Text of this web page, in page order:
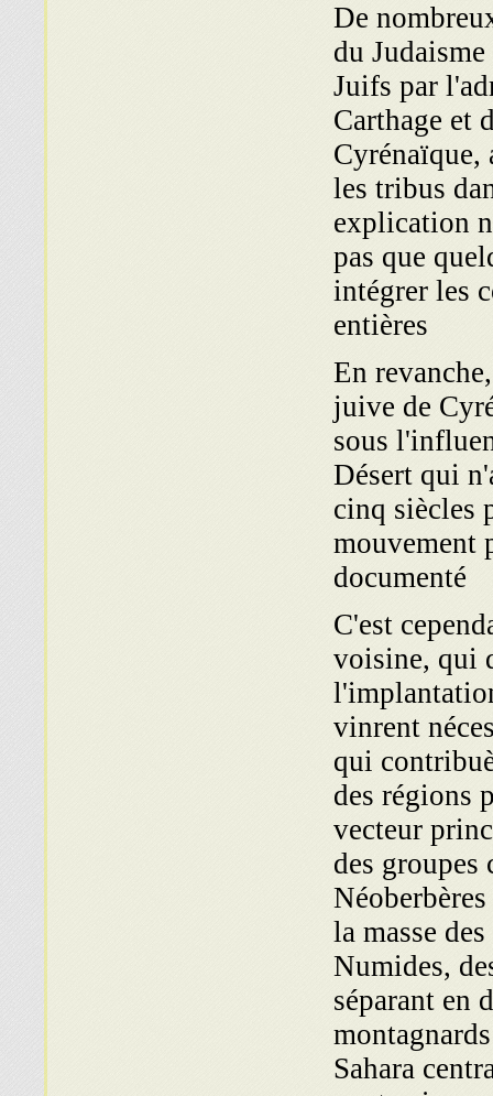
De
du
Juifs par
Carthage et
Cyrénaïque,
les tribus
explication
pas que
intégrer les
entières
En
juive de
sous
Désert qui
cinq siècles
mouvement
documenté
C'est
voisine, qui
vinrent
qui
des régions
vecteur
des groupes
la masse
Numides,
séparant en
Sahara